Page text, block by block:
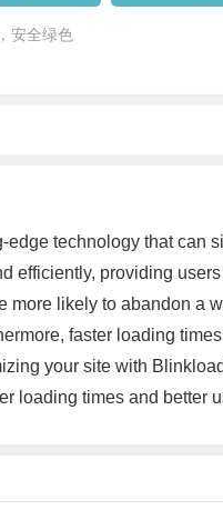
安全绿色
technology that can
providing
likely to abandon a
faster loading
your site with
loading times and better